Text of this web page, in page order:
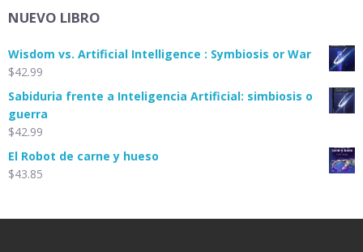
NUEVO LIBRO
Wisdom vs. Artificial Intelligence : Symbiosis or War
$42.99
Sabiduria frente a Inteligencia Artificial: simbiosis o
guerra
$42.99
El Robot de carne y hueso
$43.85